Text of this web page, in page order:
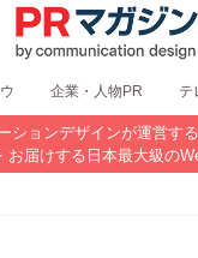
企業・人物PR テ
ションデザインが運営す
お届けする日本最大級の